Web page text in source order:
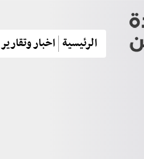
الرئيسية اخبار وتقارير